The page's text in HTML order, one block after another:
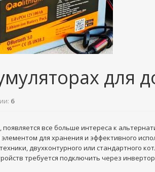
для
6
все больше интереса к
для хранения и эффективного
двухконтурного или стандартного
требуется подключить через